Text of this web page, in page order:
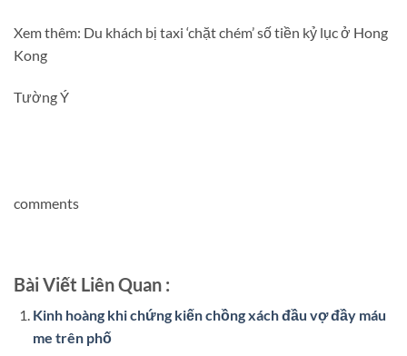
Xem thêm: Du khách bị taxi ‘chặt chém’ số tiền kỷ lục ở Hong
Kong
Tường Ý
comments
Bài Viết Liên Quan :
Kinh hoàng khi chứng kiến chồng xách đầu vợ đầy máu
me trên phố